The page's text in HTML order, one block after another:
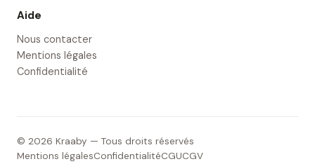
Aide
Nous contacter
Mentions légales
Confidentialité
© 2026 Kraaby — Tous droits réservés
Mentions légalesConfidentialitéCGUCGV